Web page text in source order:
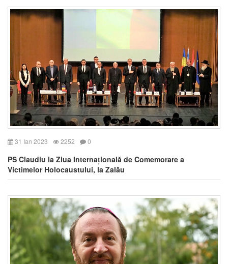
31 Ian 2023 2252 0
PS Claudiu la Ziua Internațională de Comemorare a
Victimelor Holocaustului, la Zalău